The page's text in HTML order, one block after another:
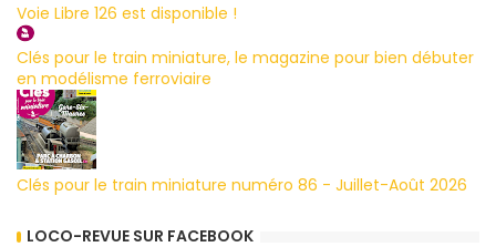
Voie Libre 126 est disponible !
Clés pour le train miniature, le magazine pour bien débuter
en modélisme ferroviaire
Clés pour le train miniature numéro 86 - Juillet-Août 2026
LOCO-REVUE SUR FACEBOOK